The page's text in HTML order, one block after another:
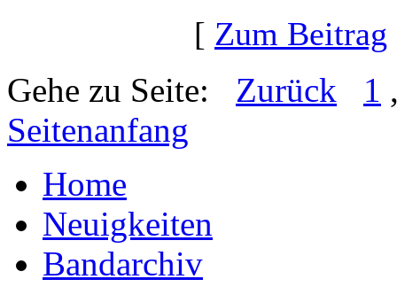
[ Zum Beitrag
Gehe zu Seite: Zurück 1
Seitenanfang
Home
Neuigkeiten
Bandarchiv